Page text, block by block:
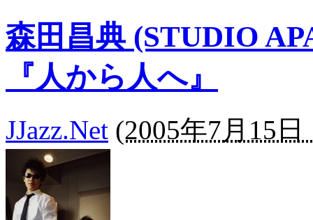
森田昌典 (STUDIO
『人から人へ』
JJazz.Net (2005年7月15日